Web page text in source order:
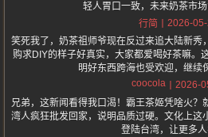
轻人胃口一致，未来奶茶市场
行简
2026-
笑死我了，奶茶祖师爷现在反过来追大陆新秀
购求DIY的样子好真实，大家都爱喝好茶嘛。
明好东西跨海也受欢迎，继续
coocola
2026-
兄弟，这新闻看得我口渴！霸王茶姬凭啥火？
湾人疯狂批发回家，说明品质过硬。文化上这
登陆台湾，让更多人